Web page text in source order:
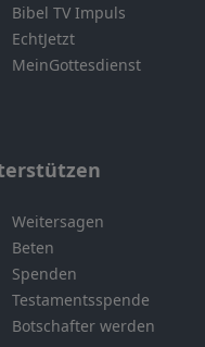
Bibel TV Impuls
EchtJetzt
MeinGottesdienst
Weitersagen
Beten
Spenden
Testamentsspende
Botschafter werden